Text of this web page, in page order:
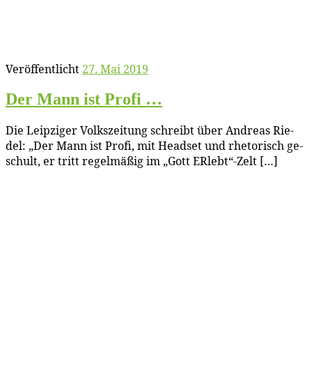
Veröffentlicht 27. Mai 2019
Der Mann ist Profi …
Die Leip­zi­ger Volks­zei­tung schreibt über An­dre­as Rie­
del: „Der Mann ist Pro­fi, mit Head­set und rhe­to­risch ge­
schult, er tritt re­gel­mä­ßig im „Gott ERlebt“-Zelt […]